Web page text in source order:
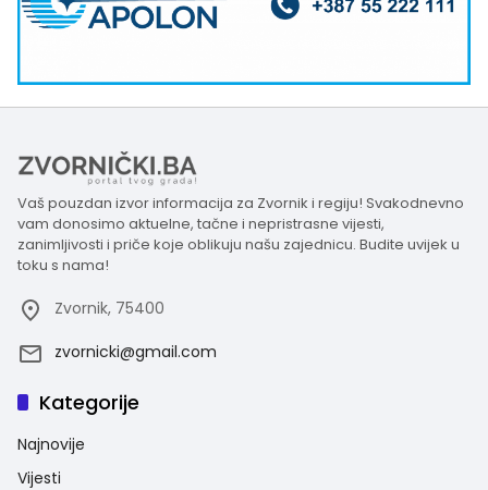
Vaš pouzdan izvor informacija za Zvornik i regiju! Svakodnevno
vam donosimo aktuelne, tačne i nepristrasne vijesti,
zanimljivosti i priče koje oblikuju našu zajednicu. Budite uvijek u
toku s nama!
Zvornik, 75400
zvornicki@gmail.com
Kategorije
Najnovije
Vijesti